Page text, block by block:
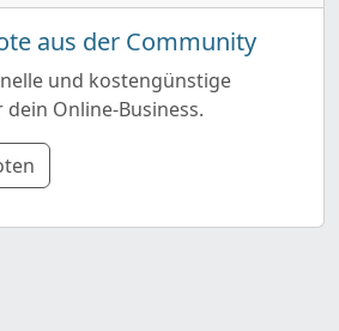
aus der Community
und kostengünstige
Online-Business.